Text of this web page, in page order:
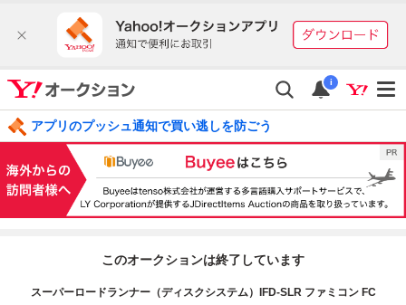
i
アプリのプッシュ通知で買い逃しを防ごう
このオークションは終了しています
スーパーロードランナー（ディスクシステム）IFD-SLR ファミコン FC